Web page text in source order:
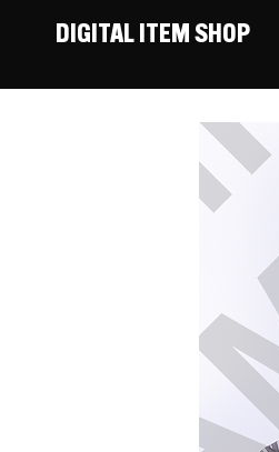
DIGITAL ITEM SHOP